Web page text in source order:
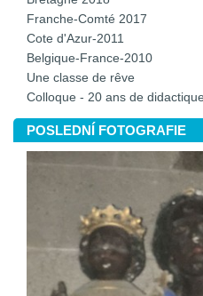
Franche-Comté 2017
Cote d'Azur-2011
Belgique-France-2010
Une classe de rêve
Colloque - 20 ans de
POSLEDNÍ FOTOGRAFIE